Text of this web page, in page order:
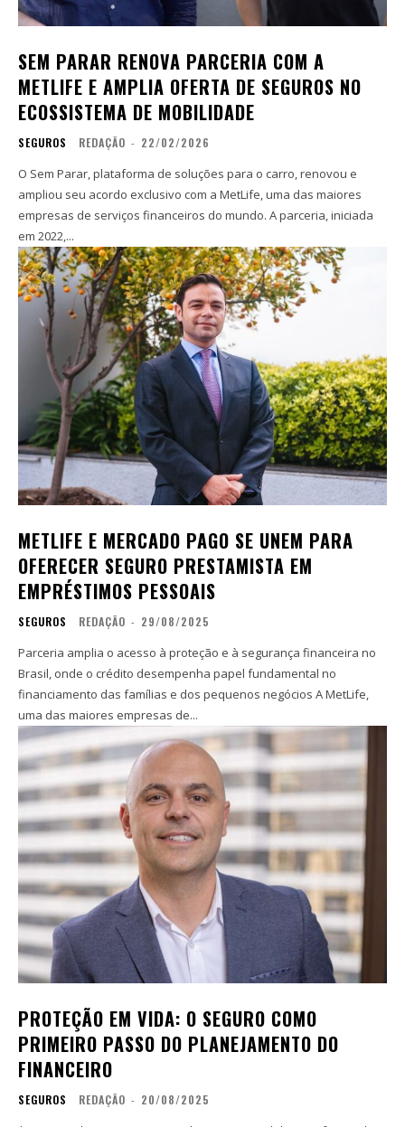
SEM PARAR RENOVA PARCERIA COM A
METLIFE E AMPLIA OFERTA DE SEGUROS NO
ECOSSISTEMA DE MOBILIDADE
SEGUROS REDAÇÃO - 22/02/2026
O Sem Parar, plataforma de soluções para o carro, renovou e
ampliou seu acordo exclusivo com a MetLife, uma das maiores
empresas de serviços financeiros do mundo. A parceria, iniciada
em 2022,...
METLIFE E MERCADO PAGO SE UNEM PARA
OFERECER SEGURO PRESTAMISTA EM
EMPRÉSTIMOS PESSOAIS
SEGUROS REDAÇÃO - 29/08/2025
Parceria amplia o acesso à proteção e à segurança financeira no
Brasil, onde o crédito desempenha papel fundamental no
financiamento das famílias e dos pequenos negócios A MetLife,
uma das maiores empresas de...
PROTEÇÃO EM VIDA: O SEGURO COMO
PRIMEIRO PASSO DO PLANEJAMENTO DO
FINANCEIRO
SEGUROS REDAÇÃO - 20/08/2025